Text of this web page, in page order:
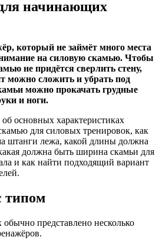
начинающих
который не займёт много места
на силовую скамью. Чтобы
не придётся сверлить стену,
можно сложить и убрать под
можно прокачать грудные
и ноги.
основных характеристиках
для силовых тренировок, как
штанги лежа, какой длины должна
должна быть ширина скамьи для
и как найти подходящий вариант
типом
представлено несколько